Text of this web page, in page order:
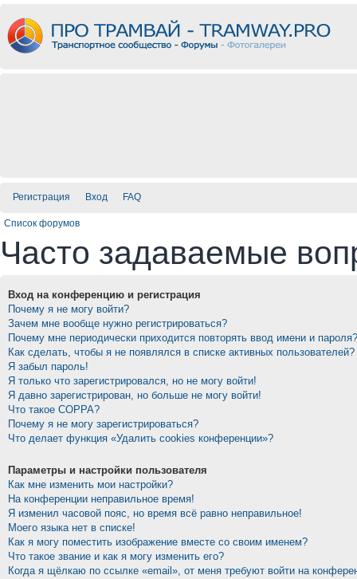
Регистрация Вход FAQ
Список форумов
Часто задаваемые
Вход на конференцию и регистрация
Почему я не могу войти?
Зачем мне вообще нужно регистрироваться?
Почему мне периодически приходится повторять ввод имени и пароля?
Как сделать, чтобы я не появлялся в списке активных пользователей?
Я забыл пароль!
Я только что зарегистрировался, но не могу войти!
Я давно зарегистрирован, но больше не могу войти!
Что такое COPPA?
Почему я не могу зарегистрироваться?
Что делает функция «Удалить cookies конференции»?
Параметры и настройки пользователя
Как мне изменить мои настройки?
На конференции неправильное время!
Я изменил часовой пояс, но время всё равно неправильное!
Моего языка нет в списке!
Как я могу поместить изображение вместе со своим именем?
Что такое звание и как я могу изменить его?
Когда я щёлкаю по ссылке «email», от меня требуют войти на